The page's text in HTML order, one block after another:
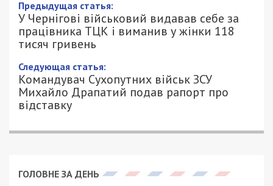
Предыдущая статья:
У Чернігові військовий видавав себе за
працівника ТЦК і виманив у жінки 118
тисяч гривень
Следующая статья:
Командувач Сухопутних військ ЗСУ
Михайло Драпатий подав рапорт про
відставку
ГОЛОВНЕ ЗА ДЕНЬ